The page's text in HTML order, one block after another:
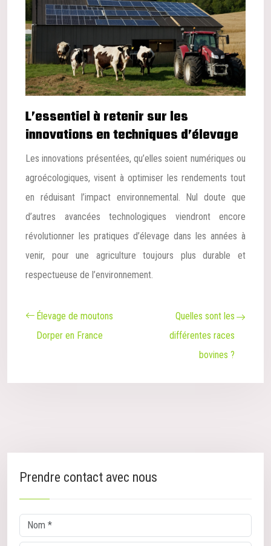
L’essentiel à retenir sur les
innovations en techniques d’élevage
Les innovations présentées, qu’elles soient numériques ou
agroécologiques, visent à optimiser les rendements tout
en réduisant l’impact environnemental. Nul doute que
d’autres avancées technologiques viendront encore
révolutionner les pratiques d’élevage dans les années à
venir, pour une agriculture toujours plus durable et
respectueuse de l’environnement.
Élevage de moutons
Dorper en France
Quelles sont les
différentes races
bovines ?
Prendre contact avec nous